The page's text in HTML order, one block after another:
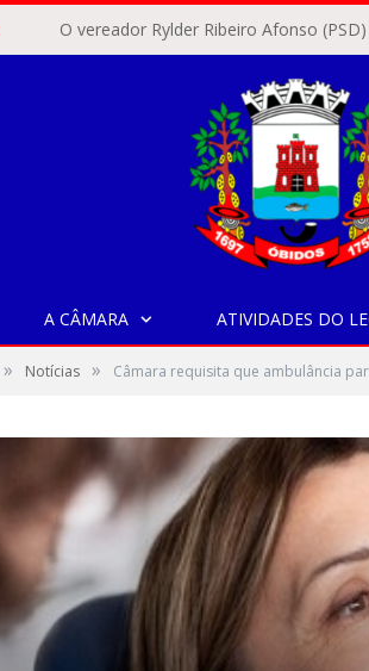
A CÂMARA ATIVIDADES DO
» Notícias » Câmara requisita que ambulância